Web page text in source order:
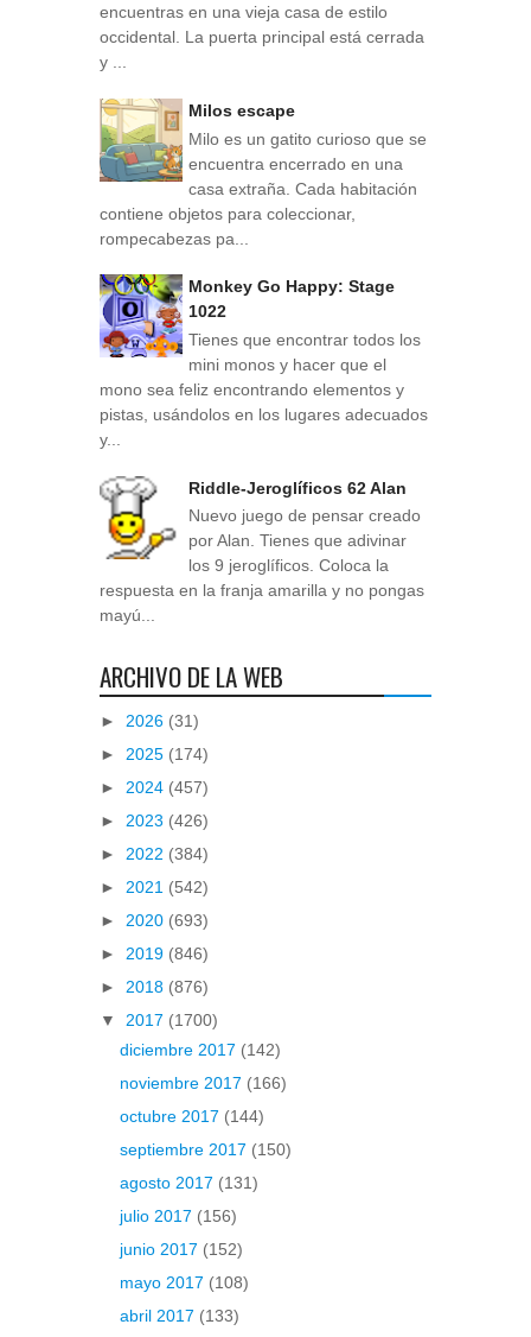
encuentras en una vieja casa de estilo
occidental. La puerta principal está cerrada
y ...
Milos escape
Milo es un gatito curioso que se
encuentra encerrado en una
casa extraña. Cada habitación
contiene objetos para coleccionar,
rompecabezas pa...
Monkey Go Happy: Stage
1022
Tienes que encontrar todos los
mini monos y hacer que el
mono sea feliz encontrando elementos y
pistas, usándolos en los lugares adecuados
y...
Riddle-Jeroglíficos 62 Alan
Nuevo juego de pensar creado
por Alan. Tienes que adivinar
los 9 jeroglíficos. Coloca la
respuesta en la franja amarilla y no pongas
mayú...
ARCHIVO DE LA WEB
► 2026 (31)
► 2025 (174)
► 2024 (457)
► 2023 (426)
► 2022 (384)
► 2021 (542)
► 2020 (693)
► 2019 (846)
► 2018 (876)
▼ 2017 (1700)
diciembre 2017 (142)
noviembre 2017 (166)
octubre 2017 (144)
septiembre 2017 (150)
agosto 2017 (131)
julio 2017 (156)
junio 2017 (152)
mayo 2017 (108)
abril 2017 (133)